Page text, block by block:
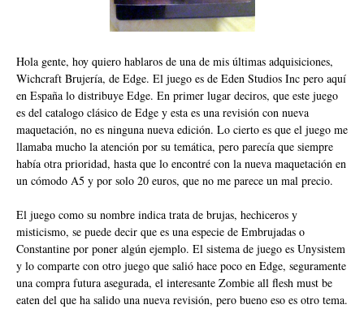
Hola gente, hoy quiero hablaros de una de mis últimas adquisiciones,
Wichcraft Brujería, de Edge. El juego es de Eden Studios Inc pero aquí
en España lo distribuye Edge. En primer lugar deciros, que este juego
es del catalogo clásico de Edge y esta es una revisión con nueva
maquetación, no es ninguna nueva edición. Lo cierto es que el juego me
llamaba mucho la atención por su temática, pero parecía que siempre
había otra prioridad, hasta que lo encontré con la nueva maquetación en
un cómodo A5 y por solo 20 euros, que no me parece un mal precio.
El juego como su nombre indica trata de brujas, hechiceros y
misticismo, se puede decir que es una especie de Embrujadas o
Constantine por poner algún ejemplo. El sistema de juego es Unysistem
y lo comparte con otro juego que salió hace poco en Edge, seguramente
una compra futura asegurada, el interesante Zombie all flesh must be
eaten del que ha salido una nueva revisión, pero bueno eso es otro tema.